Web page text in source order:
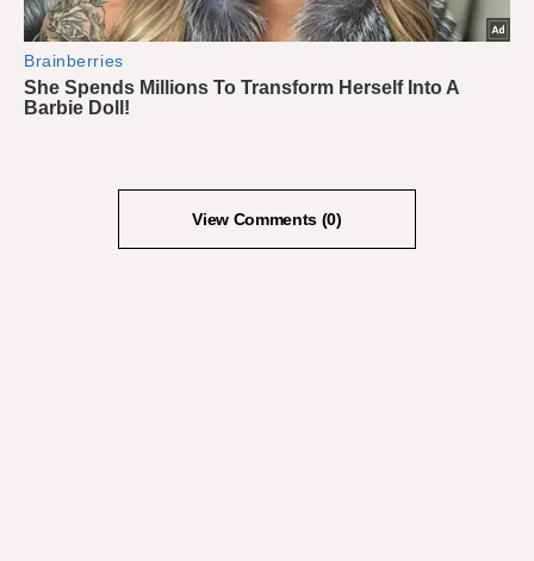
View Comments (0)